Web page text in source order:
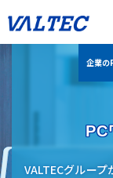
企業の
PC
VALTECグループ